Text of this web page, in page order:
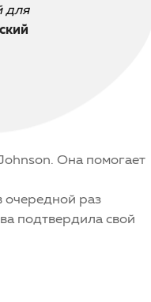
для
Она помогает
очередной раз
подтвердила свой